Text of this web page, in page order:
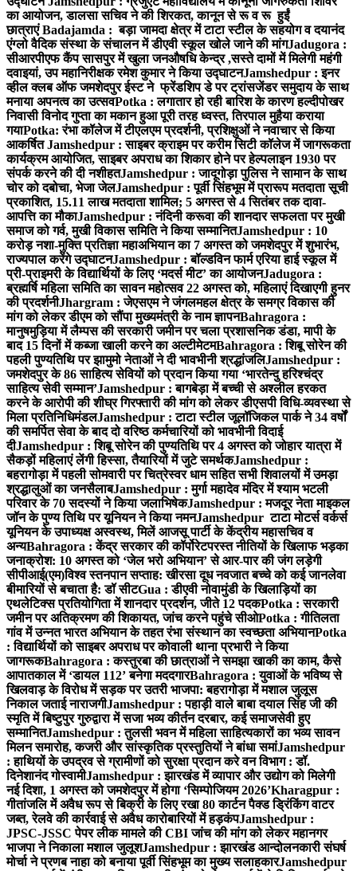
का आयोजन, डालसा सचिव ने की शिरकत, कानून से रू व रू हुईं
छात्राएंBadajamda : बड़ा जामदा क्षेत्र में टाटा स्टील के सहयोग व दयानंद
एंग्लो वैदिक संस्था के संचालन में डीएवी स्कूल खोले जाने की मांगJadugora :
सीआरपीएफ कैंप सासपुर में खुला जनऔषधि केन्द्र ,सस्ते दामों में मिलेगी महंगी
दवाइयां, उप महानिरीक्षक रमेश कुमार ने किया उद्घाटनJamshedpur : इनर
व्हील क्लब ऑफ जमशेदपुर ईस्ट ने फ्रेंडशिप डे पर ट्रांसजेंडर समुदाय के साथ
मनाया अपनत्व का उत्सवPotka : लगातार हो रही बारिश के कारण हल्दीपोखर
निवासी विनोद गुप्ता का मकान हुआ पूरी तरह ध्वस्त, तिरपाल मुहैया कराया
गयाPotka: रंभा कॉलेज में टीएलएम प्रदर्शनी, प्रशिक्षुओं ने नवाचार से किया
आकर्षितJamshedpur : साइबर क्राइम पर करीम सिटी कॉलेज में जागरूकता
कार्यक्रम आयोजित, साइबर अपराध का शिकार होने पर हेल्पलाइन 1930 पर
संपर्क करने की दी नशीहतJamshedpur : जादूगोड़ा पुलिस ने सामान के साथ
चोर को दबोचा, भेजा जेलJamshedpur : पूर्वी सिंहभूम में प्रारूप मतदाता सूची
प्रकाशित, 15.11 लाख मतदाता शामिल; 5 अगस्त से 4 सितंबर तक दावा-
आपत्ति का मौकाJamshedpur : नंदिनी करूवा की शानदार सफलता पर मुखी
समाज को गर्व, मुखी विकास समिति ने किया सम्मानितJamshedpur : 10
करोड़ नशा-मुक्ति प्रतिज्ञा महाअभियान का 7 अगस्त को जमशेदपुर में शुभारंभ,
राज्यपाल करेंगे उद्घाटनJamshedpur : बॉल्डविन फार्म एरिया हाई स्कूल में
प्री-प्राइमरी के विद्यार्थियों के लिए ‘मदर्स मीट’ का आयोजनJadugora :
ब्रह्मर्षि महिला समिति का सावन महोत्सव 22 अगस्त को, महिलाएं दिखाएगी हुनर
की प्रदर्शनीJhargram : जेएसएम ने जंगलमहल क्षेत्र के समग्र विकास की
मांग को लेकर डीएम को सौंपा मुख्यमंत्री के नाम ज्ञापनBahragora :
मानुषमुड़िया में लैम्पस की सरकारी जमीन पर चला प्रशासनिक डंडा, मापी के
बाद 15 दिनों में कब्जा खाली करने का अल्टीमेटमBahragora : शिबू सोरेन की
पहली पुण्यतिथि पर झामुमो नेताओं ने दी भावभीनी श्रद्धांजलिJamshedpur :
जमशेदपुर के 86 साहित्य सेवियों को प्रदान किया गया ‘भारतेन्दु हरिश्चंद्र
साहित्य सेवी सम्मान’Jamshedpur : बागबेड़ा में बच्ची से अश्लील हरकत
करने के आरोपी की शीघ्र गिरफ्तारी की मांग को लेकर डीएसपी विधि-व्यवस्था से
मिला प्रतिनिधिमंडलJamshedpur : टाटा स्टील जूलॉजिकल पार्क ने 34 वर्षों
की समर्पित सेवा के बाद दो वरिष्ठ कर्मचारियों को भावभीनी विदाई
दीJamshedpur : शिबू सोरेन की पुण्यतिथि पर 4 अगस्त को जोहार यात्रा में
सैकड़ों महिलाएं लेंगी हिस्सा, तैयारियों में जुटे समर्थकJamshedpur :
बहरागोड़ा में पहली सोमवारी पर चित्रेस्वर धाम सहित सभी शिवालयों में उमड़ा
श्रद्धालुओं का जनसैलाबJamshedpur : मुर्गा महादेव मंदिर में श्याम भटली
परिवार के 70 सदस्यों ने किया जलाभिषेकJamshedpur : मजदूर नेता माइकल
जॉन के पुण्य तिथि पर यूनियन ने किया नमनJamshedpur टाटा मोटर्स वर्कर्स
यूनियन के उपाध्यक्ष अस्वस्थ, मिलें आजसू पार्टी के केंद्रीय महासचिव व
अन्यBahragora : केंद्र सरकार की कॉर्पोरेटपरस्त नीतियों के खिलाफ भड़का
जनाक्रोश: 10 अगस्त को ‘जेल भरो अभियान’ से आर-पार की जंग लड़ेगी
सीपीआई(एम)विश्व स्तनपान सप्ताह: खीरसा दूध नवजात बच्चे को कई जानलेवा
बीमारियों से बचाता है: डॉ सीटGua : डीएवी नोवामुंडी के खिलाड़ियों का
एथलेटिक्स प्रतियोगिता में शानदार प्रदर्शन, जीते 12 पदकPotka : सरकारी
जमीन पर अतिक्रमण की शिकायत, जांच करने पहुंचे सीओPotka : गीतिलता
गांव में उन्नत भारत अभियान के तहत रंभा संस्थान का स्वच्छता अभियानPotka
: विद्यार्थियों को साइबर अपराध पर कोवाली थाना प्रभारी ने किया
जागरूकBahragora : कस्तुरबा की छात्राओं ने समझा खाकी का काम, कैसे
आपातकाल में ‘डायल 112’ बनेगा मददगारBahragora : युवाओं के भविष्य से
खिलवाड़ के विरोध में सड़क पर उतरी भाजपा: बहरागोड़ा में मशाल जुलूस
निकाल जताई नाराजगीJamshedpur : पहाड़ी वाले बाबा दयाल सिंह जी की
स्मृति में बिष्टुपुर गुरुद्वारा में सजा भव्य कीर्तन दरबार, कई समाजसेवी हुए
सम्मानितJamshedpur : तुलसी भवन में महिला साहित्यकारों का भव्य सावन
मिलन समारोह, कजरी और सांस्कृतिक प्रस्तुतियों ने बांधा समांJamshedpur
: हाथियों के उपद्रव से ग्रामीणों को सुरक्षा प्रदान करे वन विभाग : डॉ.
दिनेशानंद गोस्वामीJamshedpur : झारखंड में व्यापार और उद्योग को मिलेगी
नई दिशा, 1 अगस्त को जमशेदपुर में होगा ‘सिम्पोजियम 2026’Kharagpur :
गीतांजलि में अवैध रूप से बिक्री के लिए रखा 80 कार्टन पैक्ड ड्रिंकिंग वाटर
जब्त, रेलवे की कार्रवाई से अवैध कारोबारियों में हड़कंपJamshedpur :
JPSC-JSSC पेपर लीक मामले की CBI जांच की मांग को लेकर महानगर
भाजपा ने निकाला मशाल जुलूशJamshedpur : झारखंड आन्दोलनकारी संघर्ष
मोर्चा ने प्रणब नाहा को बनाया पूर्वी सिंहभूम का मुख्य सलाहकारJamshedpur